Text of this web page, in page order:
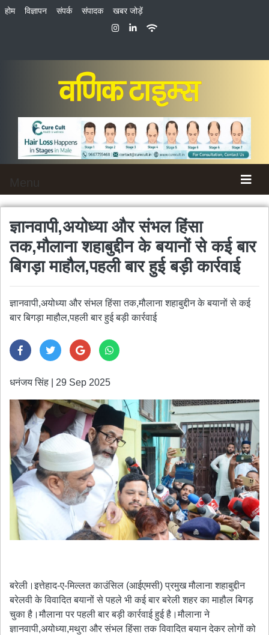
होम विज्ञापन संपर्क संपादक खबर जोड़ें
ज्ञानवापी,अयोध्या और संभल हिंसा
तक,मौलाना शहाबुद्दीन के बयानों से कई बार
बिगड़ा माहौल,पहली बार हुई बड़ी कार्रवाई
ज्ञानवापी,अयोध्या और संभल हिंसा तक,मौलाना शहाबुद्दीन के बयानों से कई
बार बिगड़ा माहौल,पहली बार हुई बड़ी कार्रवाई
धनंजय सिंह 29 Sep 2025
बरेली।इत्तेहाद-ए-मिल्लत काउंसिल (आईएमसी) प्रमुख मौलाना शहाबुद्दीन
बरेलवी के विवादित बयानों से पहले भी कई बार बरेली शहर का माहौल बिगड़
चुका है।मौलाना पर पहली बार बड़ी कार्रवाई हुई है।मौलाना ने
ज्ञानवापी,अयोध्या,मथुरा और संभल हिंसा तक विवादित बयान देकर लोगों को